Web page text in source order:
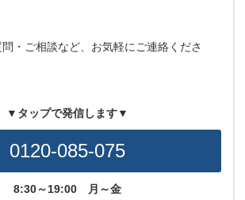
・ご相談など、お気軽にご連絡くださ
▼タップで発信します▼
0120-085-075
8:30～19:00 月～金